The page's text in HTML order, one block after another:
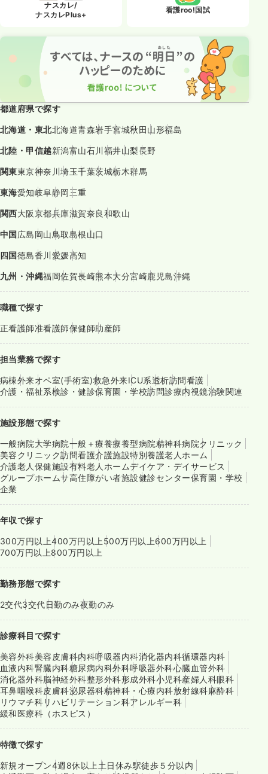
ナスカレ/
ナスカレPlus+
看護roo!国試
都道府県で探す
北海道・東北北海道青森岩手宮城秋田山形福島
北陸・甲信越新潟富山石川福井山梨長野
関東東京神奈川埼玉千葉茨城栃木群馬
東海愛知岐阜静岡三重
関西大阪京都兵庫滋賀奈良和歌山
中国広島岡山鳥取島根山口
四国徳島香川愛媛高知
九州・沖縄福岡佐賀長崎熊本大分宮崎鹿児島沖縄
職種で探す
正看護師准看護師保健師助産師
担当業務で探す
病棟外来オペ室(手術室)救急外来ICU系透析訪問看護
介護・福祉系検診・健診保育園・学校訪問診療内視鏡治験関連
施設形態で探す
一般病院大学病院一般＋療養療養型病院精神科病院クリニック
美容クリニック訪問看護介護施設特別養護老人ホーム
介護老人保健施設有料老人ホームデイケア・デイサービス
グループホームサ高住障がい者施設健診センター保育園・学校
企業
年収で探す
300万円以上400万円以上 500万円以上600万円以上
700万円以上800万円以上
勤務形態で探す
2交代3交代日勤のみ夜勤のみ
診療科目で探す
美容外科美容皮膚科内科呼吸器内科消化器内科循環器内科
血液内科腎臓内科糖尿病内科外科呼吸器外科心臓血管外科
消化器外科脳神経外科整形外科形成外科小児科産婦人科眼科
耳鼻咽喉科皮膚科泌尿器科精神科・心療内科放射線科麻酔科
リウマチ科リハビリテーション科アレルギー科
緩和医療科（ホスピス）
特徴で探す
新規オープン4週8休以上 土日休み駅徒歩５分以内